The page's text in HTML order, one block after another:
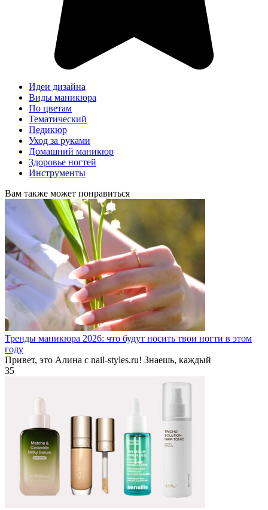
Идеи дизайна
Виды маникюра
По цветам
Тематический
Педикюр
Уход за руками
Домашний маникюр
Здоровье ногтей
Инструменты
Вам также может понравиться
Тренды маникюра 2026: что будут носить твои ногти в этом
году
Привет, это Алина с nail-styles.ru! Знаешь, каждый
35